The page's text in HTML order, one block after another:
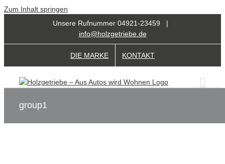
Zum Inhalt springen
Unsere Rufnummer 04921-23459 |
info@holzgetriebe.de
DIE MARKE KONTAKT
group1